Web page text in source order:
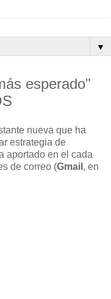
▼
esperado"
nueva que ha
estrategia de
aportado en el cada
de correo (Gmail , en